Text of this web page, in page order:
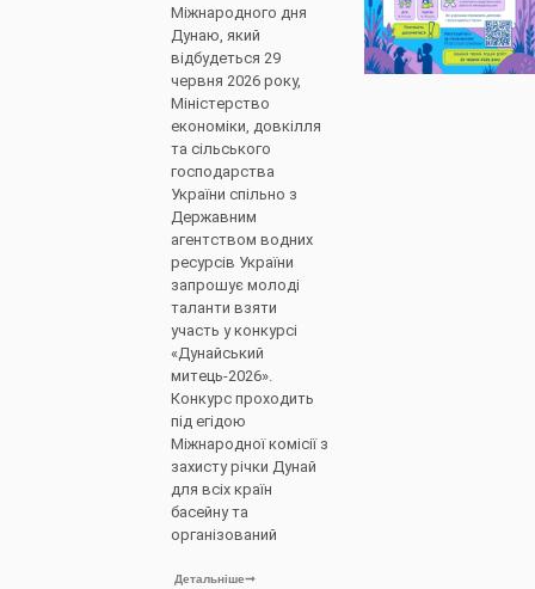
Міжнародного дня
Дунаю, який
відбудеться 29
червня 2026 року,
Міністерство
економіки, довкілля
та сільського
господарства
України спільно з
Державним
агентством водних
ресурсів України
запрошує молоді
таланти взяти
участь у конкурсі
«Дунайський
митець-2026».
Конкурс проходить
під егідою
Міжнародної комісії з
захисту річки Дунай
для всіх країн
басейну та
організований
Детальніше